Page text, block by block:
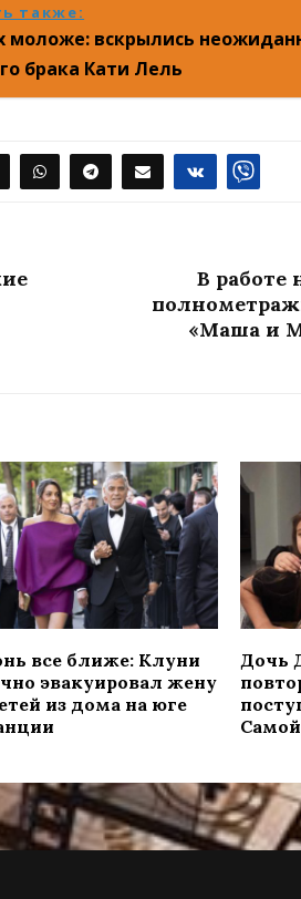
также:
моложе: вскрылись
брака Кати Лель
В работе
«Маша и
все ближе: Клуни
эвакуировал жену
из дома на юге
Дочь